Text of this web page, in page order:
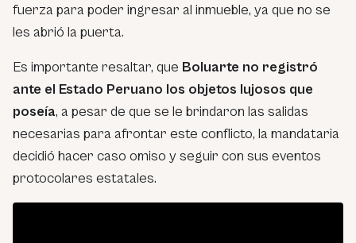
fuerza para poder ingresar al inmueble, ya que no se
les abrió la puerta.
Es importante resaltar, que Boluarte no registró
ante el Estado Peruano los objetos lujosos que
poseía, a pesar de que se le brindaron las salidas
necesarias para afrontar este conflicto, la mandataria
decidió hacer caso omiso y seguir con sus eventos
protocolares estatales.